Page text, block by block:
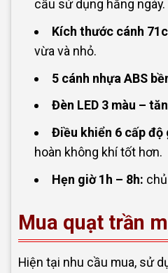
cầu sử dụng hằng ngày.
Kích thước cánh
vừa và nhỏ.
5 cánh nhựa ABS
Đèn LED 3 màu –
Điều khiển 6 cấp độ
hoàn không khí tốt hơn.
Hẹn giờ 1h – 8h:
Mua quạt trần
Hiện tại nhu cầu mua, sử